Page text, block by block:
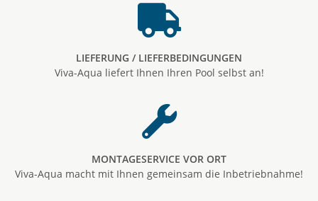
LIEFERUNG / LIEFERBEDINGUNGEN
Viva-Aqua liefert Ihnen Ihren Pool selbst an!
MONTAGESERVICE VOR ORT
Viva-Aqua macht mit Ihnen gemeinsam die Inbetriebnahme!